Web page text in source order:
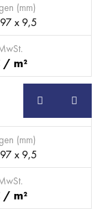
(mm)
x 9,5
/ m²
(mm)
x 9,5
/ m²